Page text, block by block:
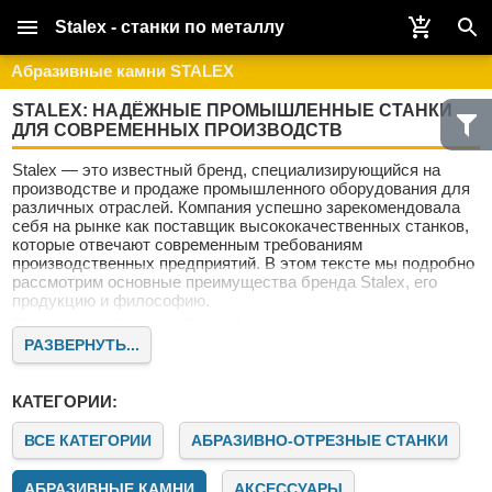
Stalex - станки по металлу
Абразивные камни STALEX
STALEX: НАДЁЖНЫЕ ПРОМЫШЛЕННЫЕ СТАНКИ
ДЛЯ СОВРЕМЕННЫХ ПРОИЗВОДСТВ
Stalex — это известный бренд, специализирующийся на
производстве и продаже промышленного оборудования для
различных отраслей. Компания успешно зарекомендовала
себя на рынке как поставщик высококачественных станков,
которые отвечают современным требованиям
производственных предприятий. В этом тексте мы подробно
рассмотрим основные преимущества бренда Stalex, его
продукцию и философию.
Почему выбирают Stalex?
Stalex — это не просто поставщик оборудования. Это
совершенствованию. Наши клиенты ценят нас за качество,
надёжность и современный подход к машиностроению.
Качество и инновации
Бренд Stalex известен своим стремлением к постоянному
совершенствованию продукции. Все станки проходят
РАЗВЕРНУТЬ...
КАТЕГОРИИ:
ВСЕ КАТЕГОРИИ АБРАЗИВНО-ОТРЕЗНЫЕ СТАНКИ